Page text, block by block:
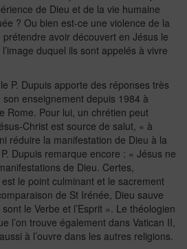
de Dieu et de la vie humaine
? Ou bien est-ce une violence de la
avoir découvert en Jésus le
duquel ils sont appelés à vivre
P. Dupuis apporte des réponses très
enseignement depuis 1984 à
Rome. Pour lui, un chrétien peut
Christ est source de salut, « à
réduire la manifestation de Dieu à la
Dupuis remarque encore : « Jésus ne
de Dieu. Certes,
le point culminant et le sacrement
de St Irénée, Dieu sauve
le Verbe et l’Esprit ». Le théologien
l’on trouve également dans Vatican II,
à l’ouvre dans les autres religions.